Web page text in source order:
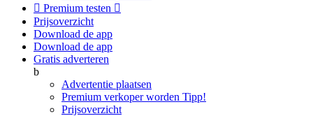
 Premium testen 
Prijsoverzicht
Download de app
Download de app
Gratis adverteren
b
Advertentie plaatsen
Premium verkoper worden Tipp!
Prijsoverzicht